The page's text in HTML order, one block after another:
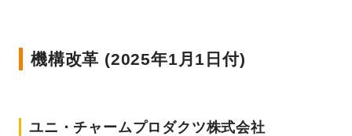
機構改革 (2025年1月1日付)
ユニ・チャームプロダクツ株式会社